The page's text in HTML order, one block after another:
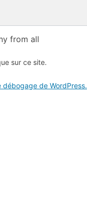
from all
sur ce site.
débogage de WordPress.